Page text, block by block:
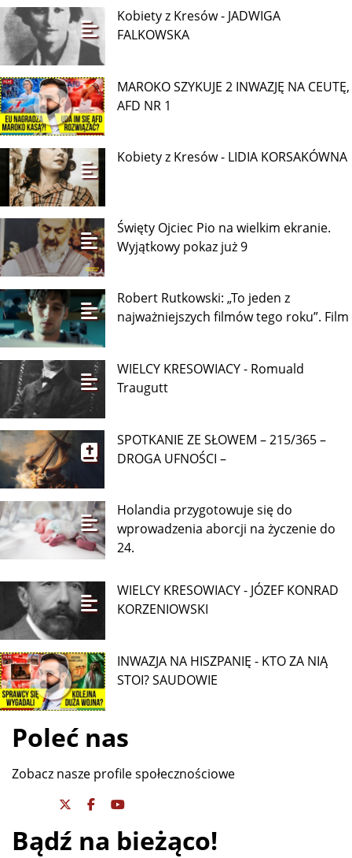
Kobiety z Kresów - JADWIGA
FALKOWSKA
MAROKO SZYKUJE 2 INWAZJĘ NA CEUTĘ,
AFD NR 1
Kobiety z Kresów - LIDIA KORSAKÓWNA
Święty Ojciec Pio na wielkim ekranie.
Wyjątkowy pokaz już 9
Robert Rutkowski: „To jeden z
najważniejszych filmów tego roku”. Film
WIELCY KRESOWIACY - Romuald
Traugutt
SPOTKANIE ZE SŁOWEM – 215/365 –
DROGA UFNOŚCI –
Holandia przygotowuje się do
wprowadzenia aborcji na życzenie do
24.
WIELCY KRESOWIACY - JÓZEF KONRAD
KORZENIOWSKI
INWAZJA NA HISZPANIĘ - KTO ZA NIĄ
STOI? SAUDOWIE
Poleć nas
Zobacz nasze profile społecznościowe
Bądź na bieżąco!